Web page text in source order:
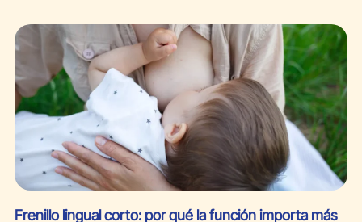
Frenillo lingual corto: por qué la función importa más